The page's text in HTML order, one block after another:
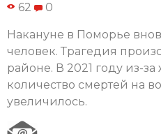
62 0
Накануне в Поморье
человек. Трагедия
районе. В 2021 году из-за
количество смертей на
увеличилось.